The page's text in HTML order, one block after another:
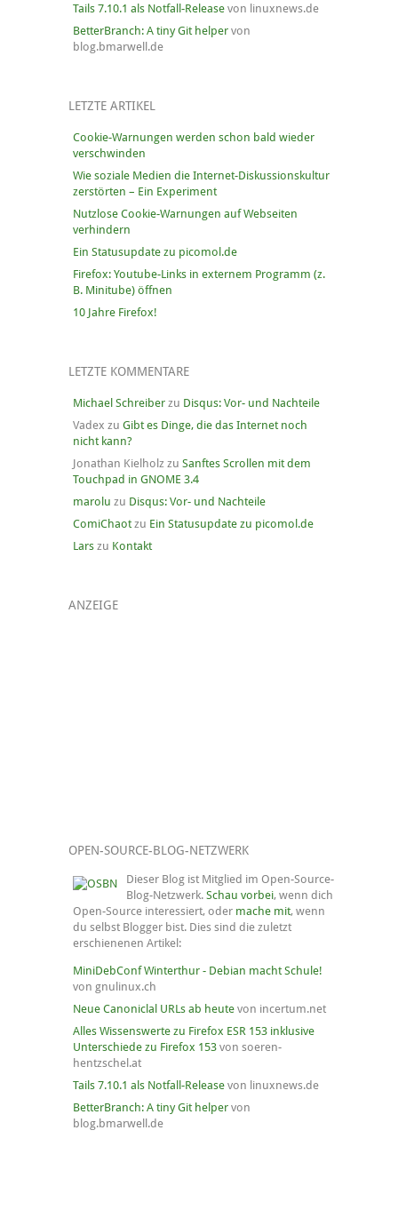
Tails 7.10.1 als Notfall-Releasevon linuxnews.de
BetterBranch: A tiny Git helpervon
blog.bmarwell.de
LETZTE ARTIKEL
Cookie-Warnungen werden schon bald wieder
verschwinden
Wie soziale Medien die Internet-Diskussionskultur
zerstörten – Ein Experiment
Nutzlose Cookie-Warnungen auf Webseiten
verhindern
Ein Statusupdate zu picomol.de
Firefox: Youtube-Links in externem Programm (z.
B. Minitube) öffnen
10 Jahre Firefox!
LETZTE KOMMENTARE
Michael Schreiberzu Disqus: Vor- und Nachteile
Vadex zu Gibt es Dinge, die das Internet noch
nicht kann?
Jonathan Kielholz zu Sanftes Scrollen mit dem
Touchpad in GNOME 3.4
marolu zu Disqus: Vor- und Nachteile
ComiChaotzu Ein Statusupdate zu picomol.de
Larszu Kontakt
ANZEIGE
OPEN-SOURCE-BLOG-NETZWERK
Dieser Blog ist Mitglied im Open-Source-
Blog-Netzwerk. Schau vorbei, wenn dich
Open-Source interessiert, oder mache mit, wenn
du selbst Blogger bist. Dies sind die zuletzt
erschienenen Artikel:
MiniDebConf Winterthur - Debian macht Schule!
von gnulinux.ch
Neue Canoniclal URLs ab heutevon incertum.net
Alles Wissenswerte zu Firefox ESR 153 inklusive
Unterschiede zu Firefox 153von soeren-
hentzschel.at
Tails 7.10.1 als Notfall-Releasevon linuxnews.de
BetterBranch: A tiny Git helpervon
blog.bmarwell.de